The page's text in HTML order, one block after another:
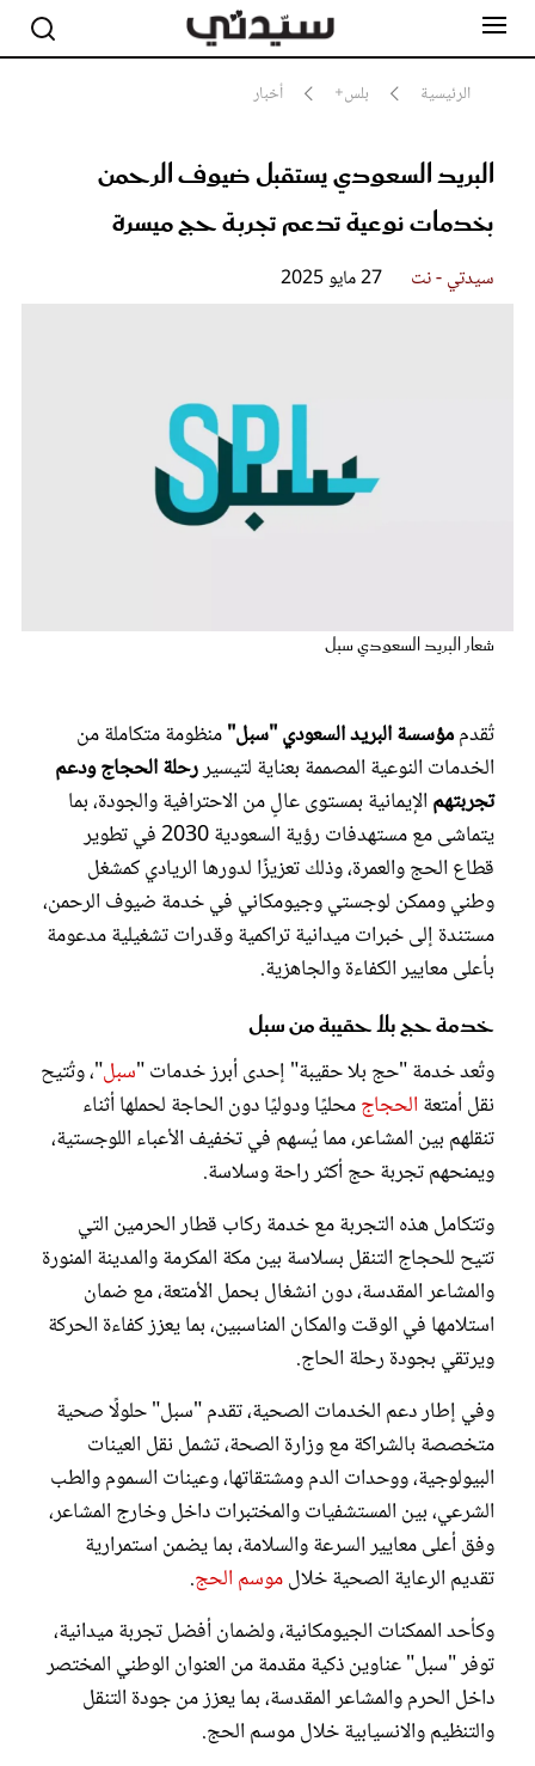
الرئيسية بلس+ أخبار
البريد السعودي يستقبل ضيوف الرحمن
بخدمات نوعية تدعم تجربة حج ميسرة
سيدتي - نت 27 مايو 2025
شعار البريد السعودي سبل
تُقدممؤسسة البريد السعودي "سبل"منظومة متكاملة من
الخدمات النوعية المصممة بعناية لتيسيررحلة الحجاج ودعم
تجربتهم الإيمانية بمستوى عالٍ من الاحترافية والجودة، بما
يتماشى مع مستهدفات رؤية السعودية 2030 في تطوير
قطاع الحج والعمرة، وذلك تعزيزًا لدورها الريادي كمشغل
وطني وممكن لوجستي وجيومكاني في خدمة ضيوف الرحمن،
مستندة إلى خبرات ميدانية تراكمية وقدرات تشغيلية مدعومة
بأعلى معايير الكفاءة والجاهزية.
خدمة حج بلا حقيبة من سبل
وتُعد خدمة "حج بلا حقيبة" إحدى أبرز خدمات "سبل"، وتُتيح
نقل أمتعة الحجاجمحليًا ودوليًا دون الحاجة لحملها أثناء
تنقلهم بين المشاعر، مما يُسهم في تخفيف الأعباء اللوجستية،
ويمنحهم تجربة حج أكثر راحة وسلاسة.
وتتكامل هذه التجربة مع خدمة ركاب قطار الحرمين التي
تتيح للحجاج التنقل بسلاسة بين مكة المكرمة والمدينة المنورة
والمشاعر المقدسة، دون انشغال بحمل الأمتعة، مع ضمان
استلامها في الوقت والمكان المناسبين، بما يعزز كفاءة الحركة
ويرتقي بجودة رحلة الحاج.
وفي إطار دعم الخدمات الصحية، تقدم "سبل" حلولًا صحية
متخصصة بالشراكة مع وزارة الصحة، تشمل نقل العينات
البيولوجية، ووحدات الدم ومشتقاتها، وعينات السموم والطب
الشرعي، بين المستشفيات والمختبرات داخل وخارج المشاعر،
وفق أعلى معايير السرعة والسلامة، بما يضمن استمرارية
تقديم الرعاية الصحية خلالموسم الحج.
وكأحد الممكنات الجيومكانية، ولضمان أفضل تجربة ميدانية،
توفر "سبل" عناوين ذكية مقدمة من العنوان الوطني المختصر
داخل الحرم والمشاعر المقدسة، بما يعزز من جودة التنقل
والتنظيم والانسيابية خلال موسم الحج.
مشاهير
أناقة
جمال
سيدتي وطفلك
مجلة سيدتي
غلاف رفمي